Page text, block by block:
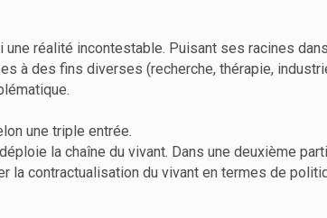
réalité incontestable. Puisant ses racines
à des fins diverses (recherche, thérapie,
une triple entrée.
la chaîne du vivant. Dans une deuxième
la contractualisation du vivant en termes de